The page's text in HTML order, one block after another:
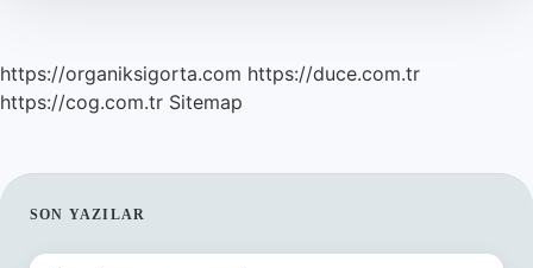
https://organiksigorta.com https://duce.com.tr
https://cog.com.tr Sitemap
SIDEBAR
SON YAZILAR